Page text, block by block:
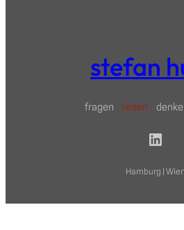
stefan
fragen reden
Hamburg | Wien